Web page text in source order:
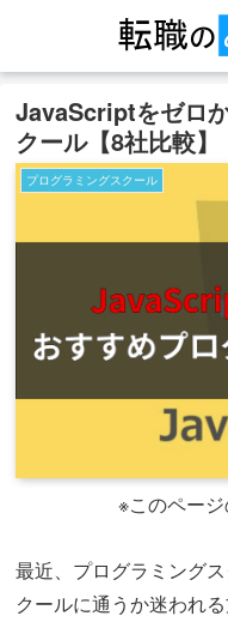
JavaScriptをゼロ
クール【8社比較】
プログラミングスクール
※このページ
最近、プログラミング
クールに通うか迷われる